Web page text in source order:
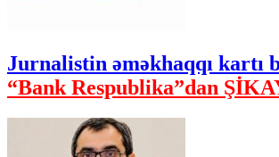
Jurnalistin əməkhaqqı kartı
“Bank Respublika”dan